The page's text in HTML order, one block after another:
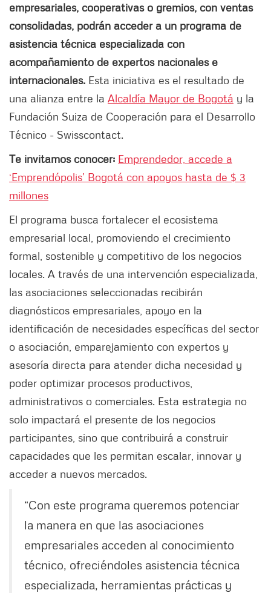
empresariales, cooperativas o gremios, con ventas
consolidadas, podrán acceder a un programa de
asistencia técnica especializada con
acompañamiento de expertos nacionales e
internacionales. Esta iniciativa es el resultado de
una alianza entre la Alcaldía Mayor de Bogotá y la
Fundación Suiza de Cooperación para el Desarrollo
Técnico - Swisscontact.
Te invitamos conocer: Emprendedor, accede a
‘Emprendópolis’ Bogotá con apoyos hasta de $ 3
millones
El programa busca fortalecer el ecosistema
empresarial local, promoviendo el crecimiento
formal, sostenible y competitivo de los negocios
locales. A través de una intervención especializada,
las asociaciones seleccionadas recibirán
diagnósticos empresariales, apoyo en la
identificación de necesidades específicas del sector
o asociación, emparejamiento con expertos y
asesoría directa para atender dicha necesidad y
poder optimizar procesos productivos,
administrativos o comerciales. Esta estrategia no
solo impactará el presente de los negocios
participantes, sino que contribuirá a construir
capacidades que les permitan escalar, innovar y
acceder a nuevos mercados.
“Con este programa queremos potenciar
la manera en que las asociaciones
empresariales acceden al conocimiento
técnico, ofreciéndoles asistencia técnica
especializada, herramientas prácticas y